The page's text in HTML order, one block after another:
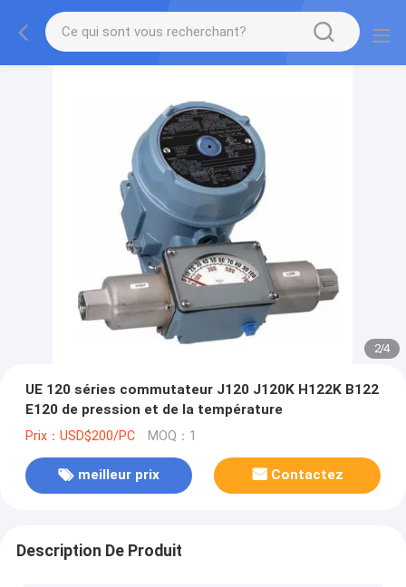
2/4
UE 120 séries commutateur J120 J120K H122K B122
E120 de pression et de la température
Prix：USD$200/PC MOQ：1
meilleur prix Contactez
Description De Produit